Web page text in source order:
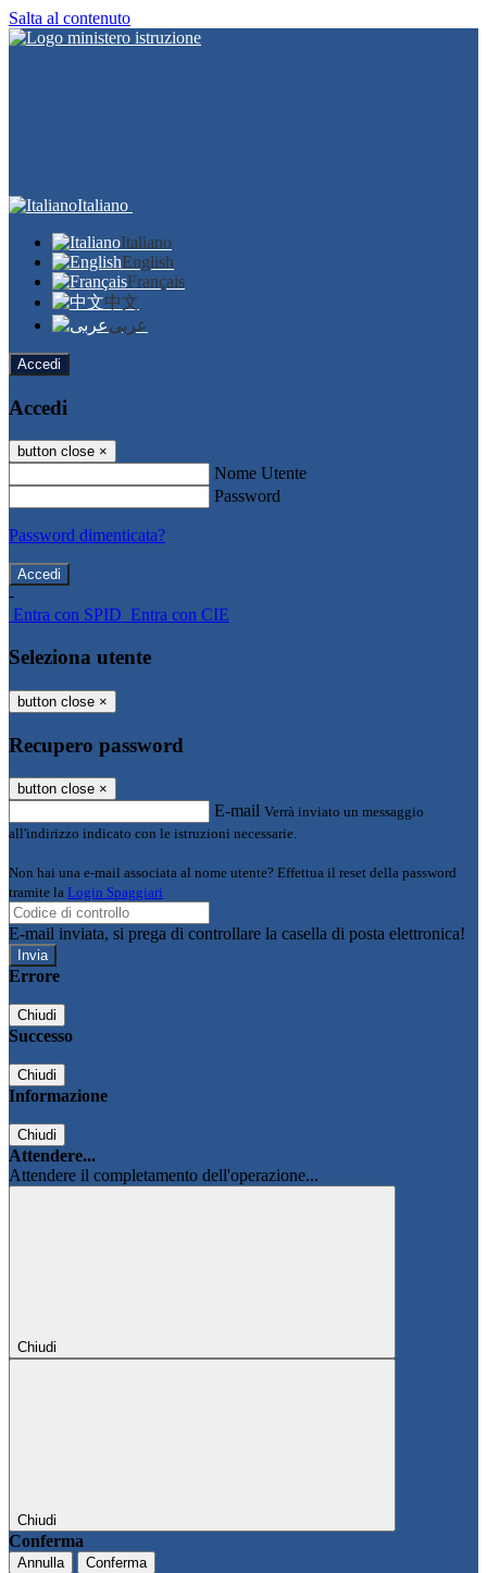
Salta al contenuto
Italiano
Italiano
English
Français
中文
عربى
Accedi
Accedi
button close ×
Nome Utente
Password
Password dimenticata?
-
Entra con SPID Entra con CIE
Seleziona utente
button close ×
Recupero password
button close ×
E-mail Verrà inviato un messaggio
all'indirizzo indicato con le istruzioni necessarie.
Non hai una e-mail associata al nome utente? Effettua il reset della password
tramite la Login Spaggiari
E-mail inviata, si prega di controllare la casella di posta elettronica!
Errore
Chiudi
Successo
Chiudi
Informazione
Chiudi
Attendere...
Attendere il completamento dell'operazione...
Chiudi
Chiudi
Conferma
Annulla Conferma